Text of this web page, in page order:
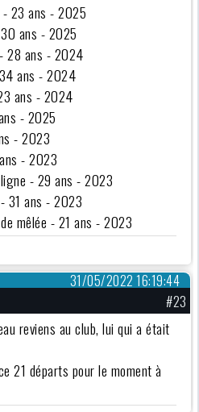
- 23 ans - 2025
ans - 2025
28 ans - 2024
ans - 2024
ans - 2024
- 2025
- 2023
- 2023
- 29 ans - 2023
31 ans - 2023
mêlée - 21 ans - 2023
31/05/2022 16:19:44
#23
reviens au club, lui qui a était
21 départs pour le moment à